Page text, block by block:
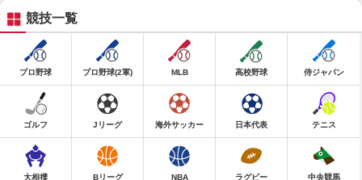
競技一覧
プロ野球 プロ野球(2軍) MLB 高校野球 侍ジャパン
ゴルフ Jリーグ 海外サッカー 日本代表 テニス
大相撲 Bリーグ NBA ラグビー 中央競馬